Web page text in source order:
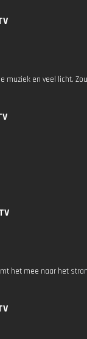
en veel licht.
het mee naar het